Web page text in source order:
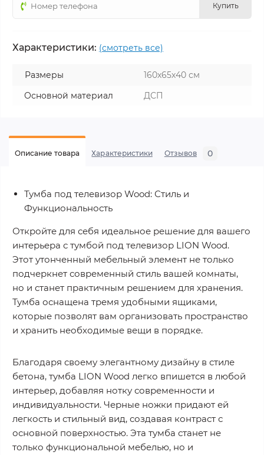
Купить
Характеристики: (смотреть все)
Размеры
160х65х40 см
Основной материал
ДСП
Описание товара Характеристики Отзывов 0
Тумба под телевизор Wood: Стиль и
Функциональность
Откройте для себя идеальное решение для вашего
интерьера с тумбой под телевизор LION Wood.
Этот утонченный мебельный элемент не только
подчеркнет современный стиль вашей комнаты,
но и станет практичным решением для хранения.
Тумба оснащена тремя удобными ящиками,
которые позволят вам организовать пространство
и хранить необходимые вещи в порядке.
Благодаря своему элегантному дизайну в стиле
бетона, тумба LION Wood легко впишется в любой
интерьер, добавляя нотку современности и
индивидуальности. Черные ножки придают ей
легкость и стильный вид, создавая контраст с
основной поверхностью. Эта тумба станет не
только функциональной мебелью, но и